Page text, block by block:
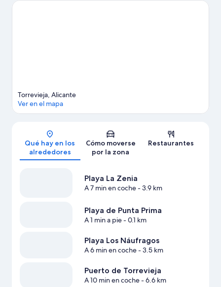
de Doña Sinforosa o a Minigolf Las Salinas.
Mapa
Torrevieja, Alicante
Ver en el mapa
Qué hay en los
alrededores
Cómo moverse
por la zona
Restaurantes
Playa La Zenia
A 7 min en coche- 3.9 km
Playa de Punta Prima
A 1 min a pie- 0.1 km
Playa Los Náufragos
A 6 min en coche- 3.5 km
Puerto de Torrevieja
A 10 min en coche- 6.6 km